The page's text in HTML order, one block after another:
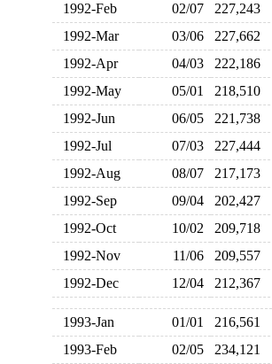
1992-Feb
02/07 227,243
1992-Mar
03/06 227,662
1992-Apr
04/03 222,186
1992-May
05/01 218,510
1992-Jun
06/05 221,738
1992-Jul
07/03 227,444
1992-Aug
08/07 217,173
1992-Sep
09/04 202,427
1992-Oct
10/02 209,718
1992-Nov
11/06 209,557
1992-Dec
12/04 212,367
1993-Jan 01/01 216,561
1993-Feb
02/05 234,121